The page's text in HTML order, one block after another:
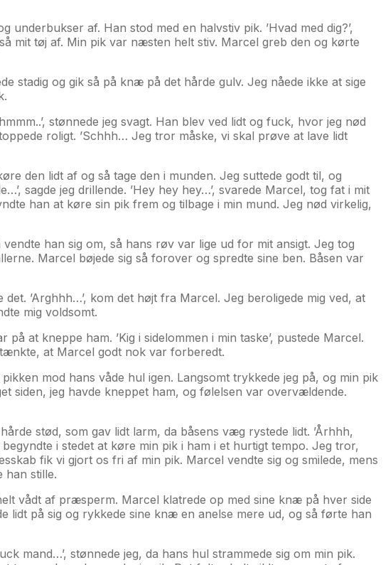
af. Han stod med en halvstiv pik. ’Hvad med dig?’,
mit tøj af. Min pik var næsten helt stiv. Marcel greb den og kørte
stadig og gik så på knæ på det hårde gulv. Jeg nåede ikke at sige
stønnede jeg svagt. Han blev ved lidt og fuck, hvor jeg nød
roligt. ’Schhh… Jeg tror måske, vi skal prøve at lave lidt
den lidt af og så tage den i munden. Jeg suttede godt til, og
sagde jeg drillende. ’Hey hey hey…’, svarede Marcel, tog fat i mit
han at køre sin pik frem og tilbage i min mund. Jeg nød virkelig,
han sig om, så hans røv var lige ud for mit ansigt. Jeg tog
Marcel bøjede sig så forover og spredte sine ben. Båsen var
’Arghhh…’, kom det højt fra Marcel. Jeg beroligede mig ved, at
mig voldsomt.
at kneppe ham. ’Kig i sidelommen i min taske’, pustede Marcel.
tænkte, at Marcel godt nok var forberedt.
mod hans våde hul igen. Langsomt trykkede jeg på, og min pik
siden, jeg havde kneppet ham, og følelsen var overvældende.
stød, som gav lidt larm, da båsens væg rystede lidt. ’Århhh,
i stedet at køre min pik i ham i et hurtigt tempo. Jeg tror,
fik vi gjort os fri af min pik. Marcel vendte sig og smilede, mens
han stille.
vådt af præsperm. Marcel klatrede op med sine knæ på hver side
lidt på sig og rykkede sine knæ en anelse mere ud, og så førte han
mand…’, stønnede jeg, da hans hul strammede sig om min pik.